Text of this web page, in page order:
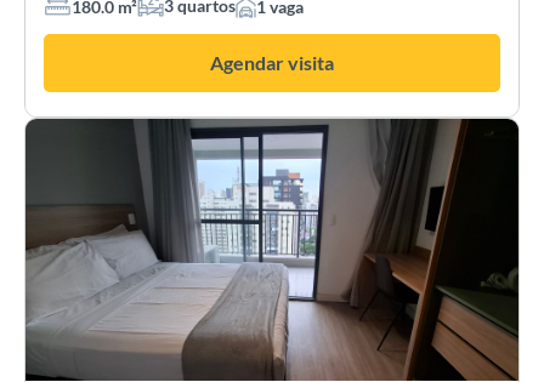
180.0 m²
3 quartos 1 vaga
Agendar visita